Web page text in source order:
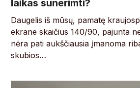
laikas sunerimti?
Daugelis iš mūsų, pamatę
ekrane skaičius 140/90, pajunta
nėra pati aukščiausia įmanoma
skubios…